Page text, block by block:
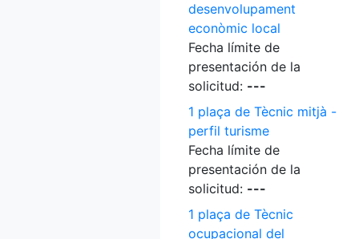
desenvolupament
econòmic local
Fecha límite de
presentación de la
solicitud: ---
1 plaça de Tècnic mitjà -
perfil turisme
Fecha límite de
presentación de la
solicitud: ---
1 plaça de Tècnic
ocupacional del